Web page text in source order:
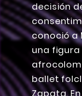
decisión
conoció a
una
ballet
Zapata.